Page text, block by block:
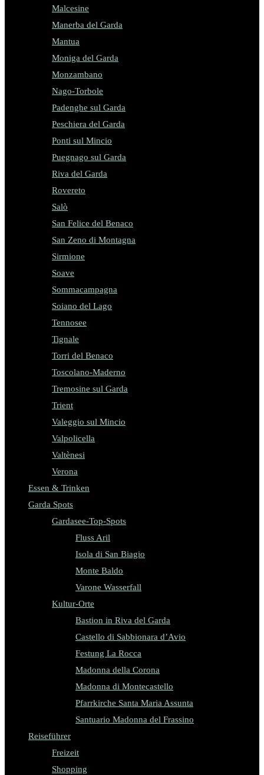
Malcesine
Manerba del Garda
Mantua
Moniga del Garda
Monzambano
Nago-Torbole
Padenghe sul Garda
Peschiera del Garda
Ponti sul Mincio
Puegnago sul Garda
Riva del Garda
Rovereto
Salò
San Felice del Benaco
San Zeno di Montagna
Sirmione
Soave
Sommacampagna
Soiano del Lago
Tennosee
Tignale
Torri del Benaco
Toscolano-Maderno
Tremosine sul Garda
Trient
Valeggio sul Mincio
Valpolicella
Valtènesi
Verona
Essen & Trinken
Garda Spots
Gardasee-Top-Spots
Fluss Aril
Isola di San Biagio
Monte Baldo
Varone Wasserfall
Kultur-Orte
Bastion in Riva del Garda
Castello di Sabbionara d’Avio
Festung La Rocca
Madonna della Corona
Madonna di Montecastello
Pfarrkirche Santa Maria Assunta
Santuario Madonna del Frassino
Reiseführer
Freizeit
Shopping